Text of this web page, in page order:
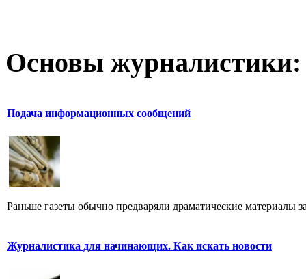
Основы журналистики:
Подача информационных сообщений
Раньше газеты обычно предваряли драматические материалы
Журналистика для начинающих. Как искать новости